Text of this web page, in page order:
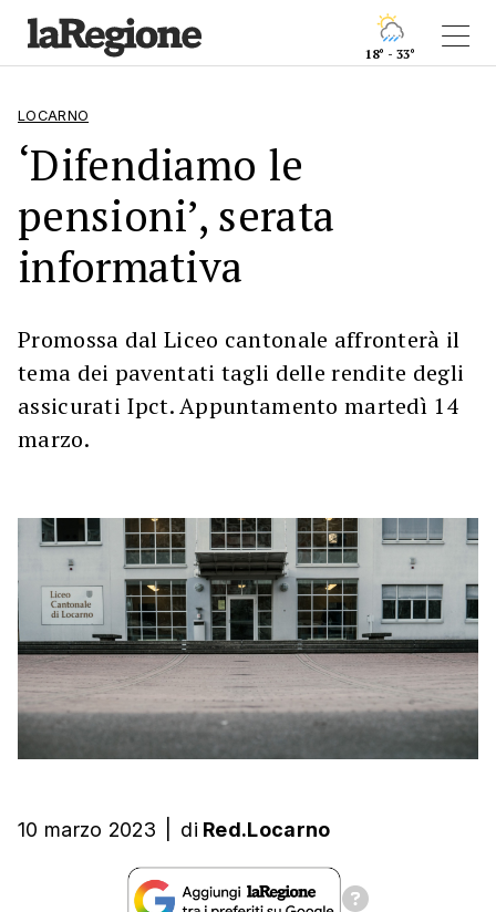
18° - 33°
LOCARNO
‘Difendiamo le
pensioni’, serata
informativa
Promossa dal Liceo cantonale affronterà il
tema dei paventati tagli delle rendite degli
assicurati Ipct. Appuntamento martedì 14
marzo.
10 marzo 2023 di Red.Locarno